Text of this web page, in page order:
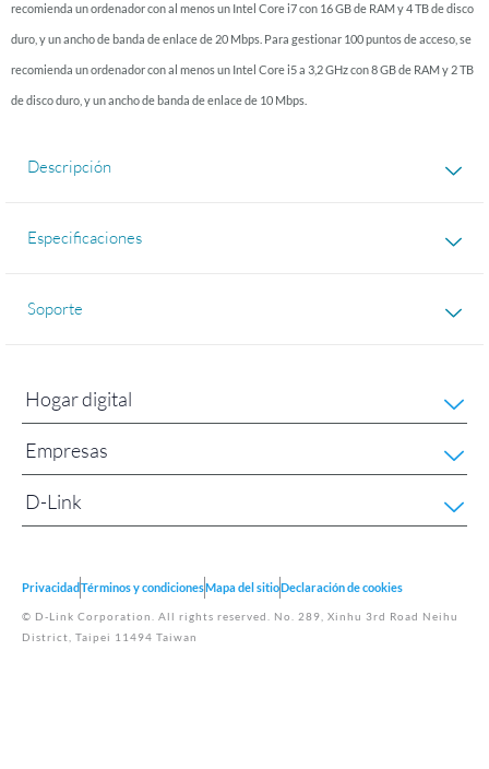
recomienda un ordenador con al menos un Intel Core i7 con 16 GB de RAM y 4 TB de disco
duro, y un ancho de banda de enlace de 20 Mbps. Para gestionar 100 puntos de acceso, se
recomienda un ordenador con al menos un Intel Core i5 a 3,2 GHz con 8 GB de RAM y 2 TB
de disco duro, y un ancho de banda de enlace de 10 Mbps.
Descripción
Especificaciones
Soporte
Hogar digital
Empresas
D-Link
PrivacidadTérminos y condicionesMapa del sitioDeclaración de cookies
© D-Link Corporation. All rights reserved. No. 289, Xinhu 3rd Road Neihu
District, Taipei 11494 Taiwan